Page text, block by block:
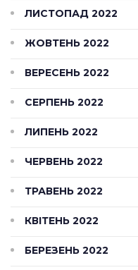
ЛИСТОПАД 2022
ЖОВТЕНЬ 2022
ВЕРЕСЕНЬ 2022
СЕРПЕНЬ 2022
ЛИПЕНЬ 2022
ЧЕРВЕНЬ 2022
ТРАВЕНЬ 2022
КВІТЕНЬ 2022
БЕРЕЗЕНЬ 2022